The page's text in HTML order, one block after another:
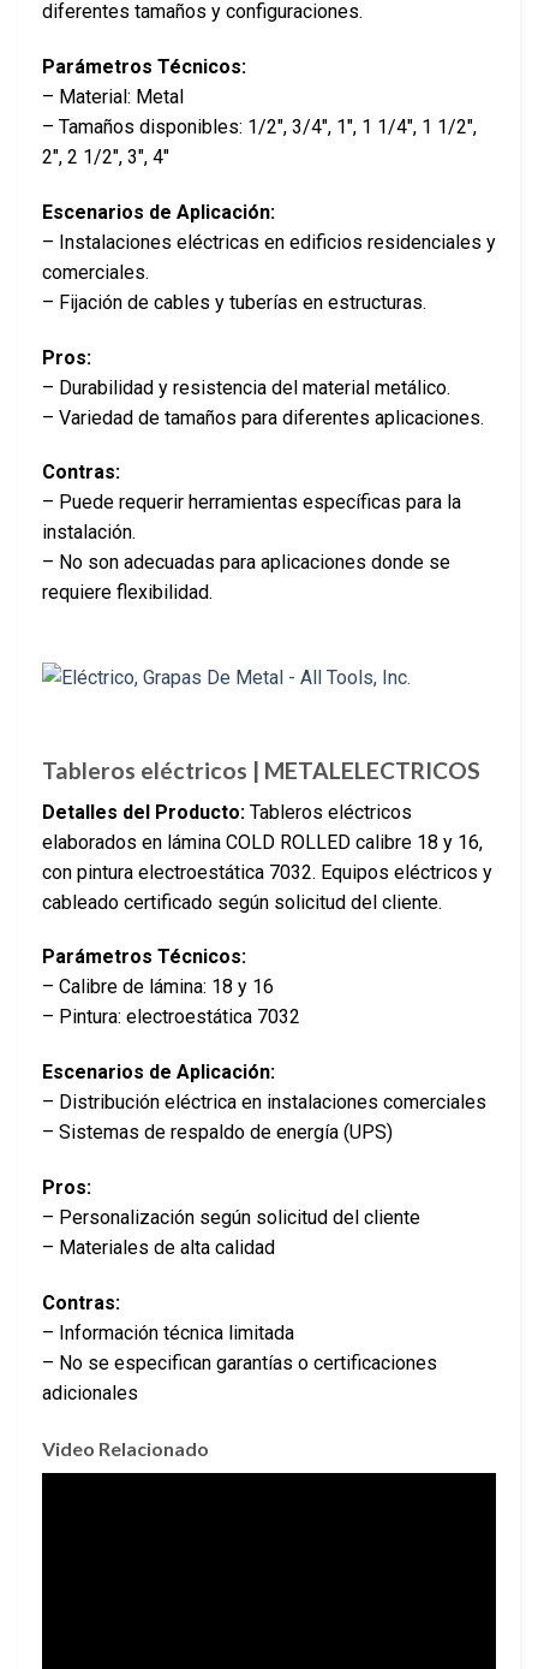
diferentes tamaños y configuraciones.
Parámetros Técnicos:
– Material: Metal
– Tamaños disponibles: 1/2″, 3/4″, 1″, 1 1/4″, 1 1/2″,
2″, 2 1/2″, 3″, 4″
Escenarios de Aplicación:
– Instalaciones eléctricas en edificios residenciales y
comerciales.
– Fijación de cables y tuberías en estructuras.
Pros:
– Durabilidad y resistencia del material metálico.
– Variedad de tamaños para diferentes aplicaciones.
Contras:
– Puede requerir herramientas específicas para la
instalación.
– No son adecuadas para aplicaciones donde se
requiere flexibilidad.
Tableros eléctricos | METALELECTRICOS
Detalles del Producto: Tableros eléctricos
elaborados en lámina COLD ROLLED calibre 18 y 16,
con pintura electroestática 7032. Equipos eléctricos y
cableado certificado según solicitud del cliente.
Parámetros Técnicos:
– Calibre de lámina: 18 y 16
– Pintura: electroestática 7032
Escenarios de Aplicación:
– Distribución eléctrica en instalaciones comerciales
– Sistemas de respaldo de energía (UPS)
Pros:
– Personalización según solicitud del cliente
– Materiales de alta calidad
Contras:
– Información técnica limitada
– No se especifican garantías o certificaciones
adicionales
Video Relacionado